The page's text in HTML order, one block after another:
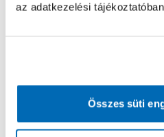
az adatkezelési
Összes süti